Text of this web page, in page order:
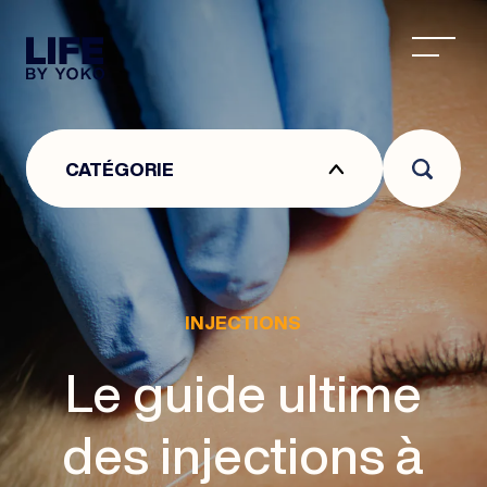
CENTRE ESTHÉTIQUE À LYON : CENTRE DE
CATÉGORIE
INJECTIONS
Le guide ultime
des injections à